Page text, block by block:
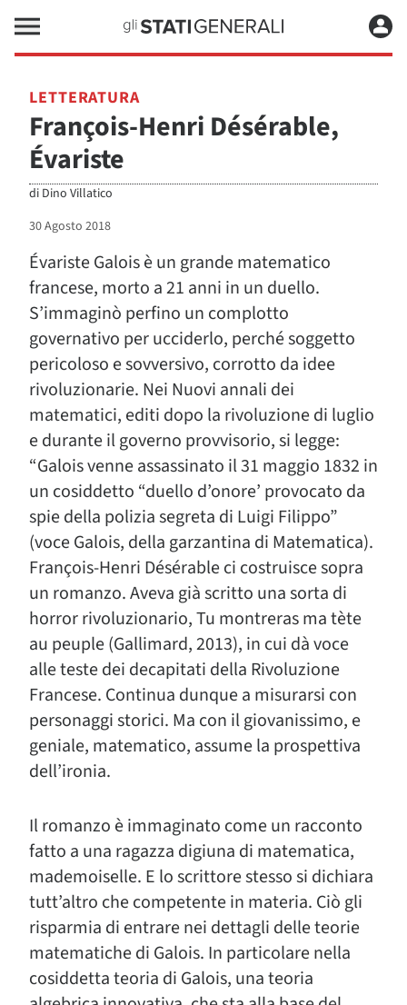
LETTERATURA
François-Henri Désérable,
Évariste
di Dino Villatico
30 Agosto 2018
Évariste Galois è un grande matematico
francese, morto a 21 anni in un duello.
S’immaginò perfino un complotto
governativo per ucciderlo, perché soggetto
pericoloso e sovversivo, corrotto da idee
rivoluzionarie. Nei Nuovi annali dei
matematici, editi dopo la rivoluzione di luglio
e durante il governo provvisorio, si legge:
“Galois venne assassinato il 31 maggio 1832 in
un cosiddetto “duello d’onore’ provocato da
spie della polizia segreta di Luigi Filippo”
(voce Galois, della garzantina di Matematica).
François-Henri Désérable ci costruisce sopra
un romanzo. Aveva già scritto una sorta di
horror rivoluzionario, Tu montreras ma tète
au peuple (Gallimard, 2013), in cui dà voce
alle teste dei decapitati della Rivoluzione
Francese. Continua dunque a misurarsi con
personaggi storici. Ma con il giovanissimo, e
geniale, matematico, assume la prospettiva
dell’ironia.
Il romanzo è immaginato come un racconto
fatto a una ragazza digiuna di matematica,
mademoiselle. E lo scrittore stesso si dichiara
tutt’altro che competente in materia. Ciò gli
risparmia di entrare nei dettagli delle teorie
matematiche di Galois. In particolare nella
cosiddetta teoria di Galois, una teoria